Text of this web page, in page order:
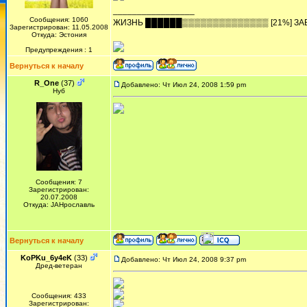
Сообщения: 1060
Зарегистрирован: 11.05.2008
Откуда: Эстония
Предупреждения : 1
ЖИЗHЬ ██████▒▒▒▒▒▒▒▒▒▒▒▒▒▒ [21%]
Вернуться к началу
R_One(37)
Нуб
Сообщения: 7
Зарегистрирован:
20.07.2008
Откуда: JAHрославль
Добавлено: Чт Июл 24, 2008 1:59 pm
Вернуться к началу
KoPKu_6y4eK (33)
Дред-ветеран
Сообщения: 433
Зарегистрирован:
Добавлено: Чт Июл 24, 2008 9:37 pm